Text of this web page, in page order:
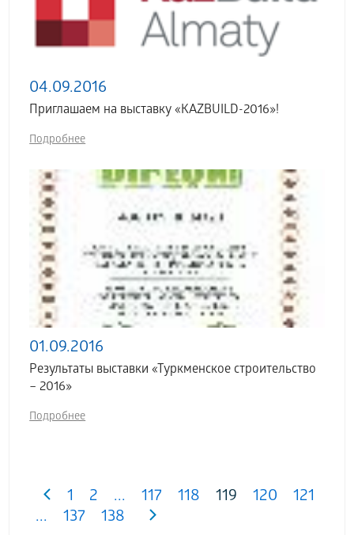
04.09.2016
Приглашаем на выставку «KAZBUILD-2016»!
Подробнее
01.09.2016
Результаты выставки «Туркменское строительство
– 2016»
Подробнее
1 2 ... 117 118 119 120
121
...
137 138